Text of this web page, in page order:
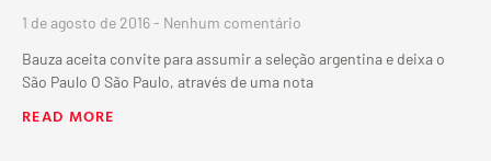
1 de agosto de 2016
Nenhum comentário
Bauza aceita convite para assumir a seleção argentina e deixa o
São Paulo O São Paulo, através de uma nota
READ MORE